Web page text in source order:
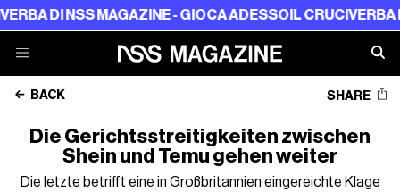
MAGAZINE - GIOCA ADESSOIL CRUCIVERBA DI NSS
BACK SHARE
Die Gerichtsstreitigkeiten zwischen
Shein und Temu gehen weiter
Die letzte betrifft eine in Großbritannien eingereichte Klage